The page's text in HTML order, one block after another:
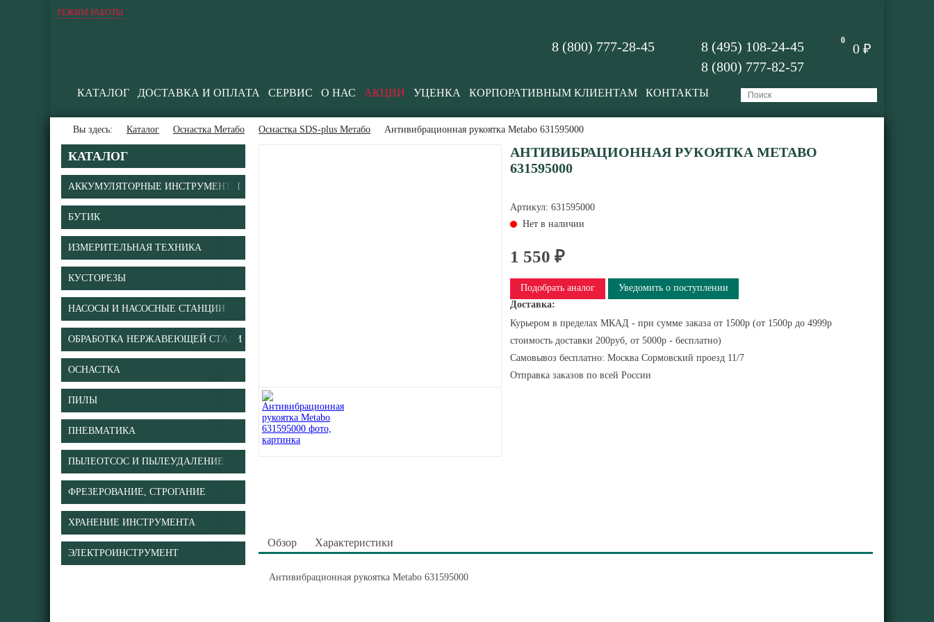
РЕЖИМ РАБОТЫ
0
0 ₽
8 (495) 108-24-45
8 (800) 777-82-57
8 (800) 777-28-45
КАТАЛОГ ДОСТАВКА И ОПЛАТА СЕРВИС О НАС АКЦИИ УЦЕНКА КОРПОРАТИВНЫМ КЛИЕНТАМ КОНТАКТЫ
Вы здесь: Каталог Оснастка Метабо Оснастка SDS-plus Метабо Антивибрационная рукоятка Metabo 631595000
КАТАЛОГ
АККУМУЛЯТОРНЫЕ ИНСТРУМЕНТЫ
БУТИК
ИЗМЕРИТЕЛЬНАЯ ТЕХНИКА
КУСТОРЕЗЫ
НАСОСЫ И НАСОСНЫЕ СТАНЦИИ
ОБРАБОТКА НЕРЖАВЕЮЩЕЙ СТАЛИ
ОСНАСТКА
ПИЛЫ
ПНЕВМАТИКА
ПЫЛЕОТСОС И ПЫЛЕУДАЛЕНИЕ
ФРЕЗЕРОВАНИЕ, СТРОГАНИЕ
ХРАНЕНИЕ ИНСТРУМЕНТА
ЭЛЕКТРОИНСТРУМЕНТ
АНТИВИБРАЦИОННАЯ РУКОЯТКА METABO
631595000
Артикул: 631595000
Нет в наличии
1 550 ₽
Подобрать аналог
Уведомить о поступлении
Доставка:
Курьером в пределах МКАД - при сумме заказа от 1500р (от 1500р до 4999р
стоимость доставки 200руб, от 5000р - бесплатно)
Самовывоз бесплатно: Москва Сормовский проезд 11/7
Отправка заказов по всей России
Обзор Характеристики
Антивибрационная рукоятка Metabo 631595000